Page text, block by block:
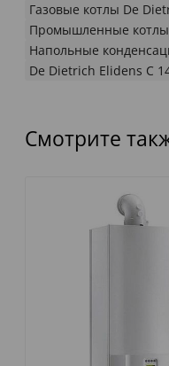
Газовые котлы De
Промышленные
Напольные
De Dietrich Elidens C
Смотрите